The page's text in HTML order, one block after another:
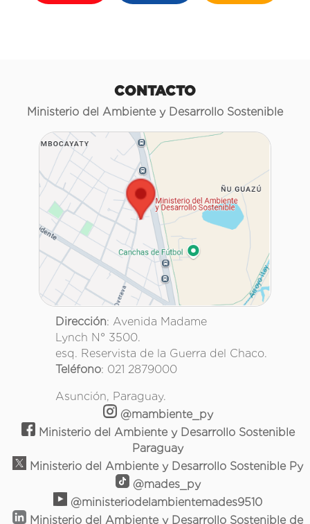
CONTACTO
Ministerio del Ambiente y Desarrollo Sostenible
Dirección: Avenida Madame
Lynch N° 3500.
esq. Reservista de la Guerra del Chaco.
Teléfono: 021 2879000
Asunción, Paraguay.
@mambiente_py
Ministerio del Ambiente y Desarrollo Sostenible
Paraguay
Ministerio del Ambiente y Desarrollo Sostenible Py
@mades_py
@ministeriodelambientemades9510
Ministerio del Ambiente y Desarrollo Sostenible de